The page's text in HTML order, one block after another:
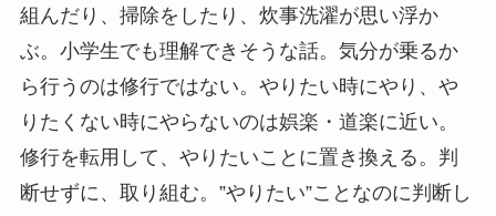
組んだり、掃除をしたり、炊事洗濯が思い浮か
ぶ。小学生でも理解できそうな話。気分が乗るか
ら行うのは修行ではない。やりたい時にやり、や
りたくない時にやらないのは娯楽・道楽に近い。
修行を転用して、やりたいことに置き換える。判
断せずに、取り組む。”やりたい”ことなのに判断し